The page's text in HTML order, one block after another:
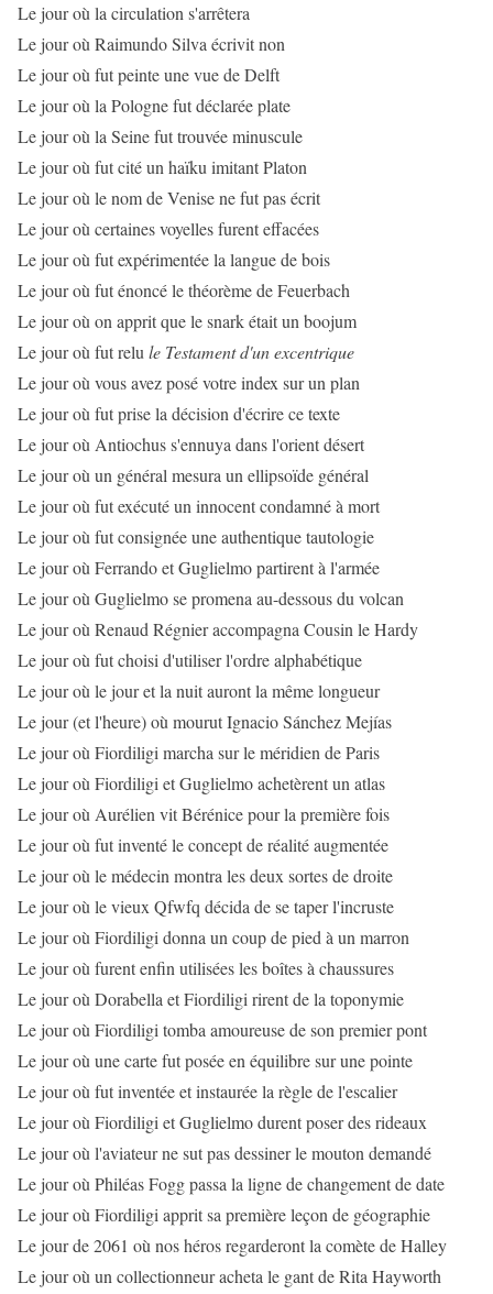
Le jour où la circulation s'arrêtera
Le jour où Raimundo Silva écrivit non
Le jour où fut peinte une vue de Delft
Le jour où la Pologne fut déclarée plate
Le jour où la Seine fut trouvée minuscule
Le jour où fut cité un haïku imitant Platon
Le jour où le nom de Venise ne fut pas écrit
Le jour où certaines voyelles furent effacées
Le jour où fut expérimentée la langue de bois
Le jour où fut énoncé le théorème de Feuerbach
Le jour où on apprit que le snark était un boojum
Le jour où fut relu le Testament d'un excentrique
Le jour où vous avez posé votre index sur un plan
Le jour où fut prise la décision d'écrire ce texte
Le jour où Antiochus s'ennuya dans l'orient désert
Le jour où un général mesura un ellipsoïde général
Le jour où fut exécuté un innocent condamné à mort
Le jour où fut consignée une authentique tautologie
Le jour où Ferrando et Guglielmo partirent à l'armée
Le jour où Guglielmo se promena au-dessous du volcan
Le jour où Renaud Régnier accompagna Cousin le Hardy
Le jour où fut choisi d'utiliser l'ordre alphabétique
Le jour où le jour et la nuit auront la même longueur
Le jour (et l'heure) où mourut Ignacio Sánchez Mejías
Le jour où Fiordiligi marcha sur le méridien de Paris
Le jour où Fiordiligi et Guglielmo achetèrent un atlas
Le jour où Aurélien vit Bérénice pour la première fois
Le jour où fut inventé le concept de réalité augmentée
Le jour où le médecin montra les deux sortes de droite
Le jour où le vieux Qfwfq décida de se taper l'incruste
Le jour où Fiordiligi donna un coup de pied à un marron
Le jour où furent enfin utilisées les boîtes à chaussures
Le jour où Dorabella et Fiordiligi rirent de la toponymie
Le jour où Fiordiligi tomba amoureuse de son premier pont
Le jour où une carte fut posée en équilibre sur une pointe
Le jour où fut inventée et instaurée la règle de l'escalier
Le jour où Fiordiligi et Guglielmo durent poser des rideaux
Le jour où l'aviateur ne sut pas dessiner le mouton demandé
Le jour où Philéas Fogg passa la ligne de changement de date
Le jour où Fiordiligi apprit sa première leçon de géographie
Le jour de 2061 où nos héros regarderont la comète de Halley
Le jour où un collectionneur acheta le gant de Rita Hayworth